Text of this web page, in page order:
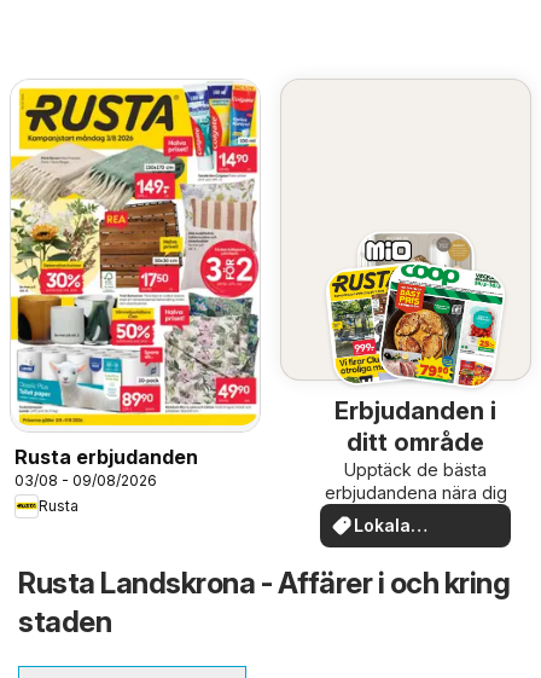
Rusta erbjudanden
03/08 - 09/08/2026
Rusta
Erbjudanden i
ditt område
Upptäck de bästa
erbjudandena nära dig
Lokala
erbjudanden
Rusta Landskrona - Affärer i och kring
staden